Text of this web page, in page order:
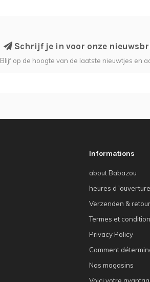
Schrijf je in voor onze
Blijf op de hoogte van de laatste nieuwtjes en
Informations
about Babazou
heures d 'ouverture
Verzenden &
Termes et
Privacy Policy
Comment
Nos magasins
Voici votre